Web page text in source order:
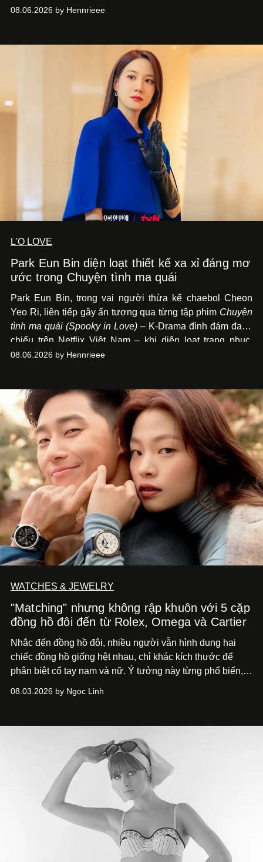
08.06.2026 by Hennrieee
L'O LOVE
Park Eun Bin diện loạt thiết kế xa xỉ đáng mơ
ước trong Chuyện tình ma quái
Park Eun Bin, trong vai người thừa kế chaebol Cheon
Yeo Ri, liên tiếp gây ấn tượng qua từng tập phim Chuyện
tình ma quái (Spooky in Love) – K-Drama đình đám đang
chiếu trên Netflix Việt Nam – khi diện loạt trang phục,
đồng hồ & trang sức xa xỉ tương xứng với địa vị trên màn
08.06.2026 by Hennrieee
WATCHES & JEWELRY
"Matching" nhưng không rập khuôn với 5 cặp
đồng hồ đôi đến từ Rolex, Omega và Cartier
Nhắc đến đồng hồ đôi, nhiều người vẫn hình dung hai
chiếc đồng hồ giống hệt nhau, chỉ khác kích thước để
phân biệt cổ tay nam và nữ. Ý tưởng này từng phổ biến,
khá rập khuôn. Nói lời tạm biết hai phiên bản nam nữ
mải miết tìm kiếm sự đồng nhất tuyệt đối. Họ để những
đường nét, tỷ lệ và bảng màu nối liền hai thiết kế, dù mỗi
phiên bản vẫn mang linh hồn riêng.
08.03.2026 by Ngọc Linh